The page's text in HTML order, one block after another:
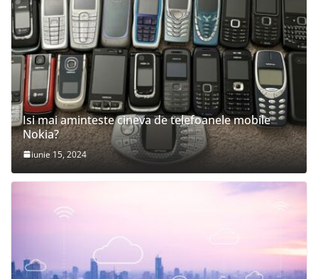
Isi mai aminteste cineva de telefoanele mobile
Nokia?
iunie 15, 2024